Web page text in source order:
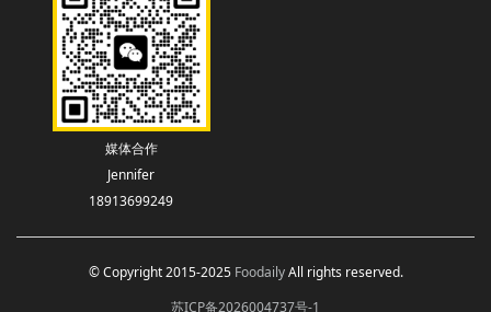
媒体合作
Jennifer
18913699249
© Copyright 2015-2025 FoodailyAll rights reserved.
苏ICP备2026004737号-1